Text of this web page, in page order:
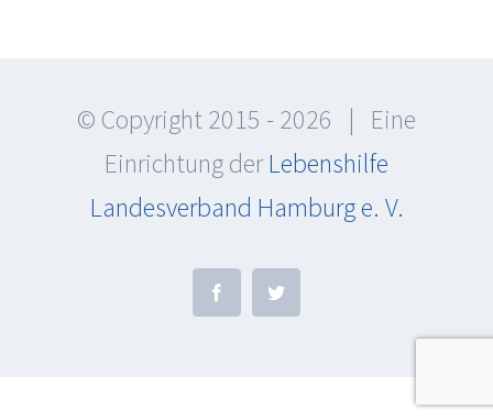
© Copyright 2015 -2026 | Eine
Einrichtung derLebenshilfe
Landesverband Hamburg e. V.
FacebookTwitter